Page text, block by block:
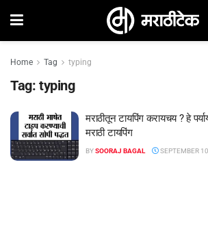
Home Tag typing
Tag: typing
मराठीतून टायपिंग करायचय ? हे
मराठी टायपिंग
BYSOORAJ BAGAL SEPTEMBER